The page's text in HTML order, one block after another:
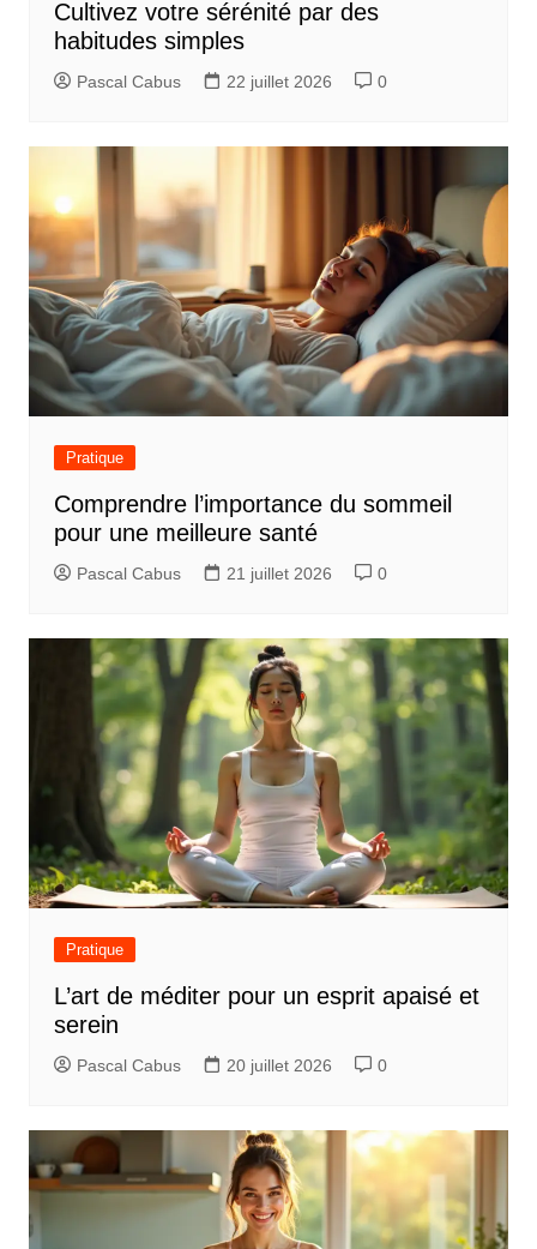
Cultivez votre sérénité par des
habitudes simples
Pascal Cabus 22 juillet 2026 0
Pratique
Comprendre l’importance du sommeil
pour une meilleure santé
Pascal Cabus 21 juillet 2026 0
Pratique
L’art de méditer pour un esprit apaisé et
serein
Pascal Cabus 20 juillet 2026 0